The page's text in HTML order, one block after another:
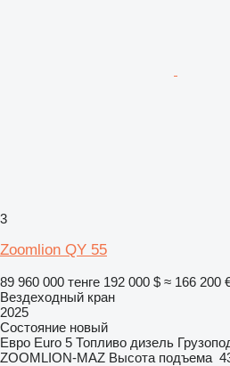
3
Zoomlion QY 55
89 960 000 тенге 192 000 $ ≈ 166 200
Вездеходный кран
2025
Состояние новый
Евро Euro 5 Топливо дизель
ZOOMLION-MAZ Высота подъема